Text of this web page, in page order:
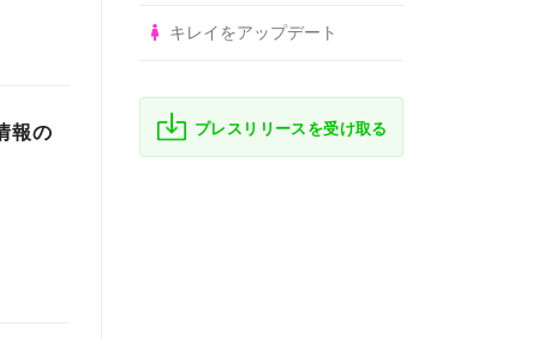
報の
キレイをアップデート
プレスリリースを受け取る